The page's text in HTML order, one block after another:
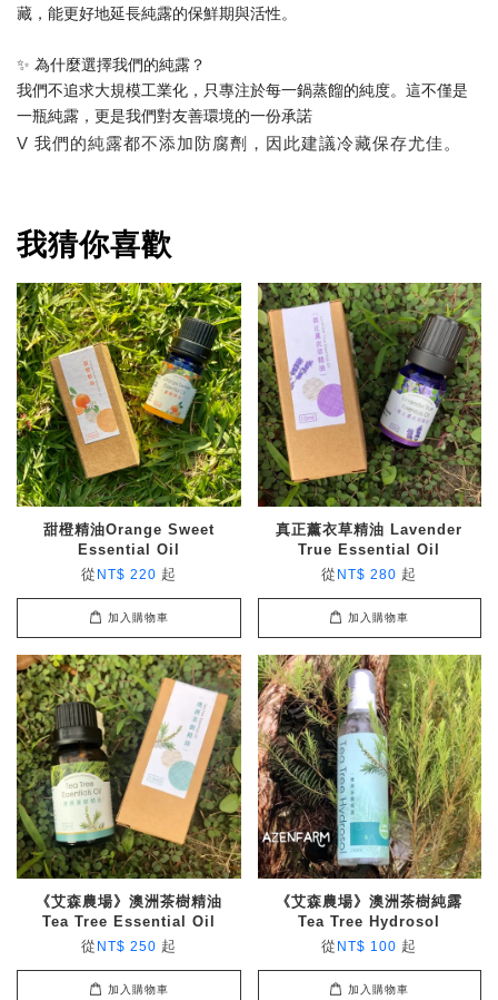
藏，能更好地延長純露的保鮮期與活性。
✨ 為什麼選擇我們的純露？
我們不追求大規模工業化，只專注於每一鍋蒸餾的純度。這不僅是
一瓶純露，更是我們對友善環境的一份承諾
V 我們的純露都不添加防腐劑，因此建議冷藏保存尤佳。
我猜你喜歡
甜橙精油Orange Sweet
Essential Oil
從 NT$ 220 起
加入購物車
真正薰衣草精油 Lavender
True Essential Oil
從 NT$ 280 起
加入購物車
《艾森農場》澳洲茶樹精油
Tea Tree Essential Oil
從 NT$ 250 起
加入購物車
《艾森農場》澳洲茶樹純露
Tea Tree Hydrosol
從 NT$ 100 起
加入購物車